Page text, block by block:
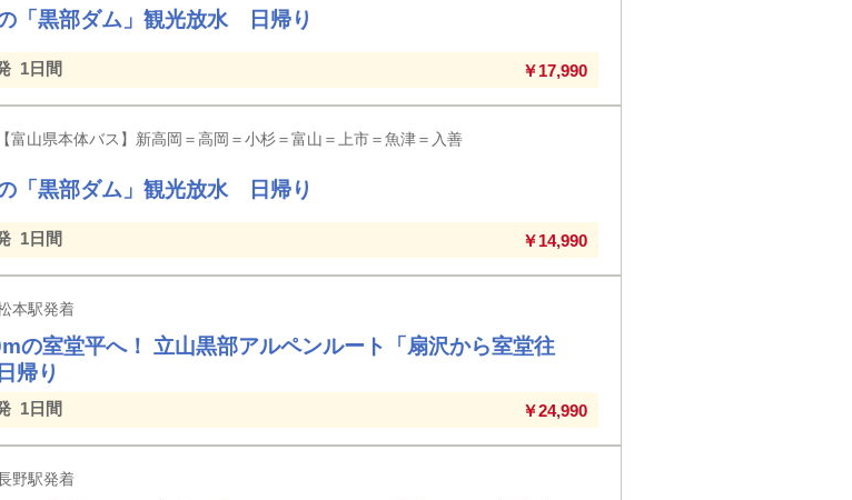
「黒部ダム」観光放水 日帰り
1日間 ￥17,990
【富山県本体バス】新高岡＝高岡＝小杉＝富山＝上市＝魚津＝入善
「黒部ダム」観光放水 日帰り
1日間 ￥14,990
本駅発着
の室堂平へ！ 立山黒部アルペンルート「扇沢から室堂往
帰り
1日間 ￥24,990
野駅発着